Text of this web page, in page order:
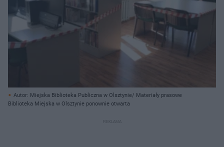
Autor: Miejska Biblioteka Publiczna w Olsztynie/ Materiały prasowe
Biblioteka Miejska w Olsztynie ponownie otwarta